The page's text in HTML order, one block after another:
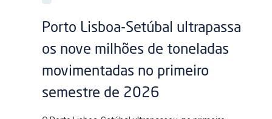
Porto Lisboa-Setúbal ultrapassa
os nove milhões de toneladas
movimentadas no primeiro
semestre de 2026